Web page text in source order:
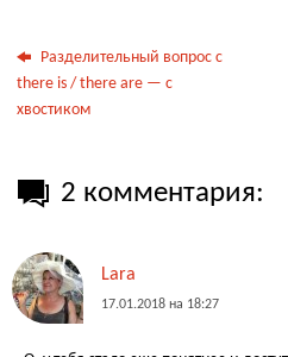
Разделительный вопрос с
there is / there are — с
хвостиком
2 комментария:
Lara
17.01.2018 на 18:27